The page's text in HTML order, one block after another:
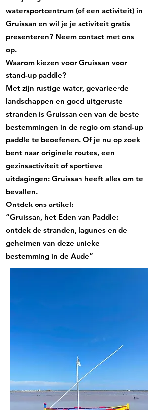
watersportcentrum (of een activiteit) in
Gruissan en wil je je activiteit gratis
presenteren? Neem contact met ons
op.
Waarom kiezen voor Gruissan voor
stand-up paddle?
Met zijn rustige water, gevarieerde
landschappen en goed uitgeruste
stranden is Gruissan een van de beste
bestemmingen in de regio om stand-up
paddle te beoefenen. Of je nu op zoek
bent naar originele routes, een
gezinsactiviteit of sportieve
uitdagingen: Gruissan heeft alles om te
bevallen.
Ontdek ons artikel:
“Gruissan, het Eden van Paddle:
ontdek de stranden, lagunes en de
geheimen van deze unieke
bestemming in de Aude”